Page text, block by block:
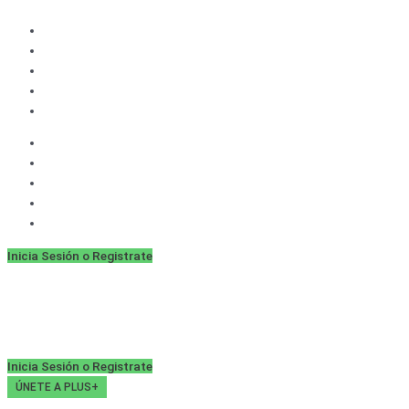
contenido
Inicia Sesión o Registrate
Inicia Sesión o Registrate
ÚNETE A PLUS+